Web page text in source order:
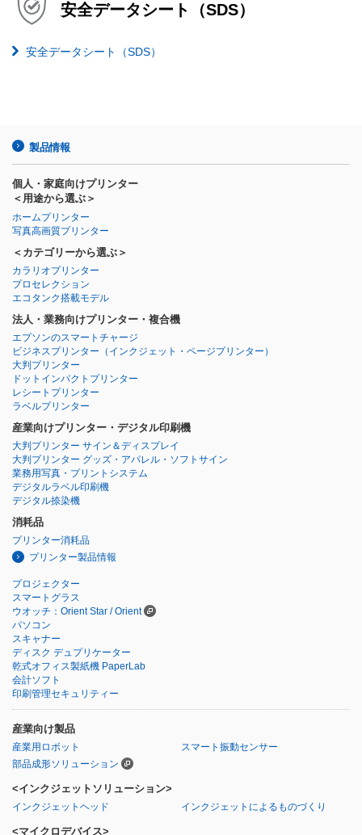
安全データシート（SDS）
安全データシート（SDS）
製品情報
個人・家庭向けプリンター
＜用途から選ぶ＞
ホームプリンター
写真高画質プリンター
＜カテゴリーから選ぶ＞
カラリオプリンター
プロセレクション
エコタンク搭載モデル
法人・業務向けプリンター・複合機
エプソンのスマートチャージ
ビジネスプリンター （インクジェット・ページプリンター）
大判プリンター
ドットインパクトプリンター
レシートプリンター
ラベルプリンター
産業向けプリンター・デジタル印刷機
大判プリンター サイン＆ディスプレイ
大判プリンター グッズ・アパレル・ソフトサイン
業務用写真・プリントシステム
デジタルラベル印刷機
デジタル捺染機
消耗品
プリンター消耗品
プリンター製品情報
プロジェクター
スマートグラス
ウオッチ：Orient Star / Orient
パソコン
スキャナー
ディスク デュプリケーター
乾式オフィス製紙機 PaperLab
会計ソフト
印刷管理セキュリティー
産業向け製品
産業用ロボット
スマート振動センサー
部品成形ソリューション
<インクジェットソリューション>
インクジェットヘッド インクジェットによるものづくり
<マイクロデバイス>